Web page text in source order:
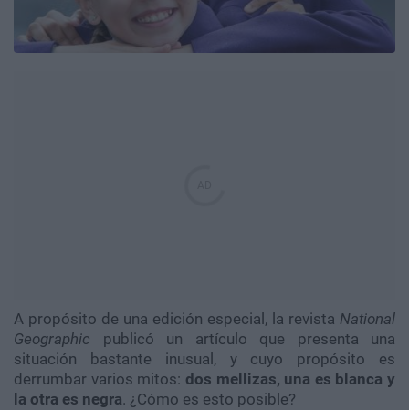
A propósito de una edición especial, la revista National
Geographic publicó un artículo que presenta una
situación bastante inusual, y cuyo propósito es
derrumbar varios mitos: dos mellizas, una es blanca y
la otra es negra. ¿Cómo es esto posible?